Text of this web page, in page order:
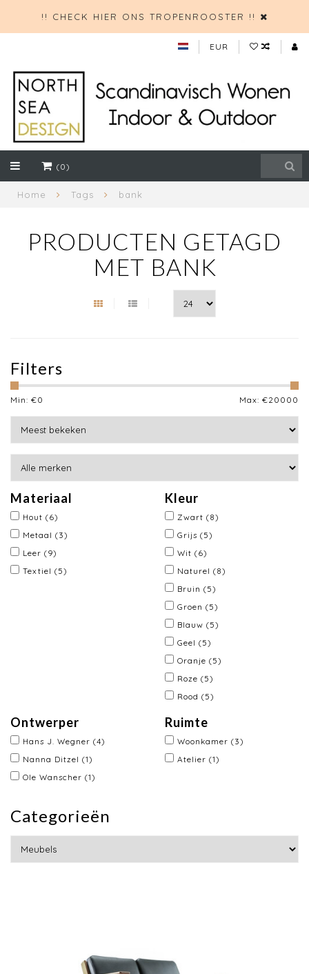
!! CHECK HIER ONS TROPENROOSTER !!
EUR
(0)
Home Tags bank
PRODUCTEN GETAGD
MET BANK
Filters
Min: €0 Max: €20000
Materiaal
Hout (6)
Metaal (3)
Leer (9)
Textiel (5)
Kleur
Zwart (8)
Grijs (5)
Wit (6)
Naturel (8)
Bruin (5)
Groen (5)
Blauw (5)
Geel (5)
Oranje (5)
Roze (5)
Rood (5)
Ontwerper
Hans J. Wegner (4)
Nanna Ditzel (1)
Ole Wanscher (1)
Ruimte
Woonkamer (3)
Atelier (1)
Categorieën